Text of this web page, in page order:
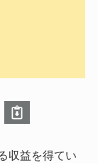
収益を得てい